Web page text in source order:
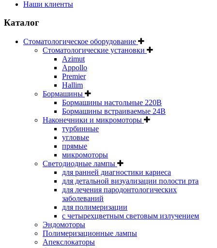
Наши клиенты
Каталог
Стоматологическое оборудование
Стоматологические установки
Azimut
Appollo
Premier
Hallim
Бормашины
Бормашины настольные 220В
Бормашины встраиваемые 24В
Наконечники и микромоторы
турбинные
угловые
прямые
микромоторы
Светодиодные лампы
для ранней диагностики кариеса
для детальной визуализации полости рта
для лечения пародонтологических
заболеваний
для полимеризации
с четырехцветным световым излучением
Эндомоторы
Полимеризационные лампы
Апекслокаторы